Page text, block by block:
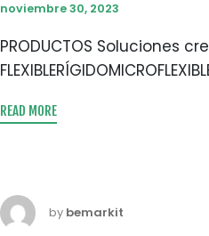
noviembre 30, 2023
PRODUCTOS Soluciones
READ MORE
by bemarkit